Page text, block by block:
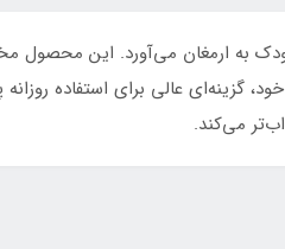
کودک به ارمغان می‌آورد. این
گزینه‌ای عالی برای استفاده
می‌کند.